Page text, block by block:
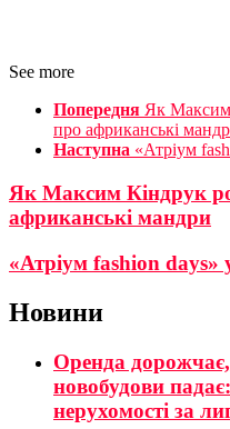
See more
Попередня Як Максим
про африканські
Наступна «Атріум
Як Максим Кіндрук
африканські мандри
«Атріум fashion days»
Новини
Оренда
новобудови
нерухомості за